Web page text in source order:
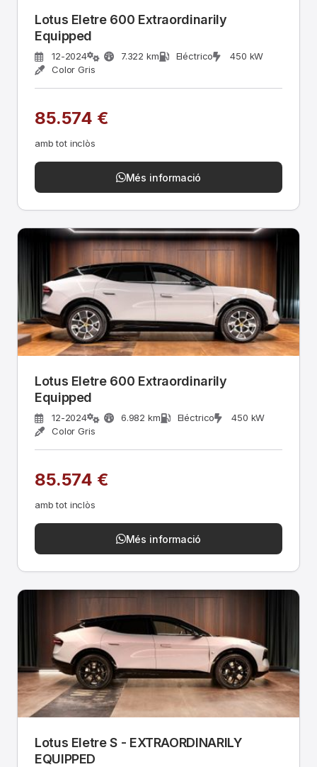
Lotus Eletre 600 Extraordinarily
Equipped
12-2024 7.322 km Eléctrico
450 kW
Color Gris
85.574 €
amb tot inclòs
Més informació
Lotus Eletre 600 Extraordinarily
Equipped
12-2024 6.982 km Eléctrico
450 kW
Color Gris
85.574 €
amb tot inclòs
Més informació
Lotus Eletre S - EXTRAORDINARILY
EQUIPPED